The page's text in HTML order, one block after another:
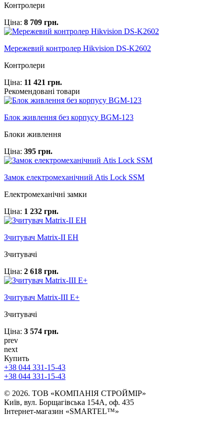
Контролери
Ціна: 8 709 грн.
Мережевий контролер Hikvision DS-K2602
Контролери
Ціна: 11 421 грн.
Рекомендовані товари
Блок живлення без корпусу BGM-123
Блоки живлення
Ціна: 395 грн.
Замок електромеханічний Atis Lock SSM
Електромеханічні замки
Ціна: 1 232 грн.
Зчитувач Matrix-II EH
Зчитувачі
Ціна: 2 618 грн.
Зчитувач Matrix-III E+
Зчитувачі
Ціна: 3 574 грн.
prev
next
Купить
+38 044 331-15-43
+38 044 331-15-43
© 2026. ТОВ «КОМПАНІЯ СТРОЙМІР»
Київ, вул. Борщагівська 154А, оф. 435
Інтернет-магазин «SMARTEL™»